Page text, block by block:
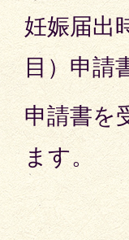
妊娠届出
目）申請
申請書を
ます。